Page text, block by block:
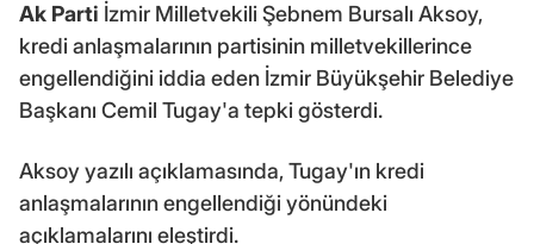
Ak Parti İzmir Milletvekili Şebnem Bursalı Aksoy,
kredi anlaşmalarının partisinin milletvekillerince
engellendiğini iddia eden İzmir Büyükşehir Belediye
Başkanı Cemil Tugay'a tepki gösterdi.
Aksoy yazılı açıklamasında, Tugay'ın kredi
anlaşmalarının engellendiği yönündeki
açıklamalarını eleştirdi.